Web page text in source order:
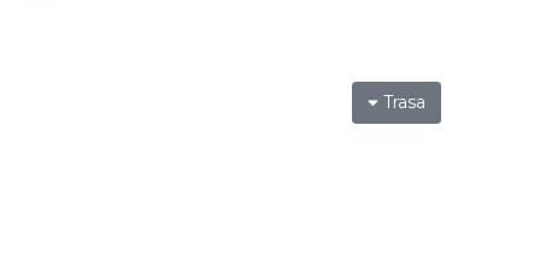
2026-09-20
Trasa